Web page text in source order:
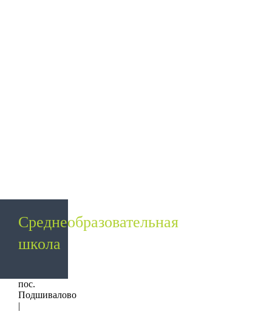
Среднеобразовательная
школа
пос.
Подшивалово
|